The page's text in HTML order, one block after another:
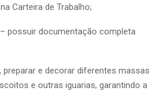
Carteira de Trabalho;
– possuir documentação completa
preparar e decorar diferentes massas
e outras iguarias, garantindo a